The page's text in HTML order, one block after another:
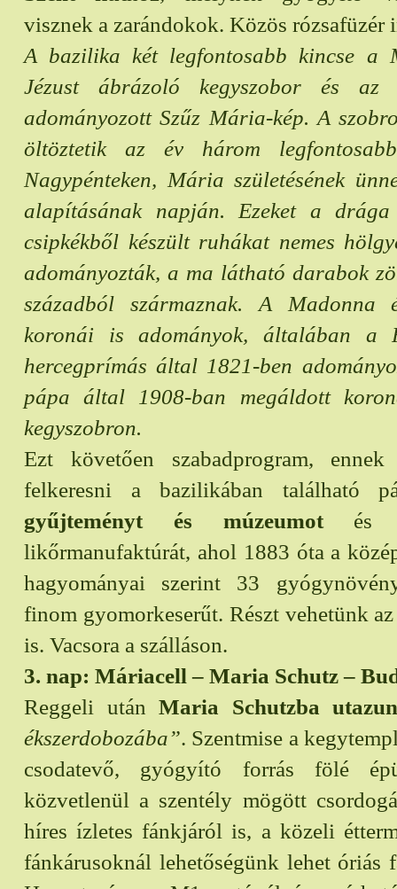
visznek a zarándokok. Közös rózsafüzér
A bazilika két legfontosabb kincse a
Jézust ábrázoló kegyszobor és
adományozott Szűz Mária-kép. A
öltöztetik az év három
Nagypénteken, Mária születésének
alapításának napján. Ezeket a
csipkékből készült ruhákat nemes
adományozták, a ma látható darabok
századból származnak. A
koronái is adományok, általában a
hercegprímás által 1821-ben
pápa által 1908-ban megáldott
kegyszobron.
Ezt követően szabadprogram, ennek
felkeresni a bazilikában található
gyűjteményt és múzeumotés
likőrmanufaktúrát, ahol 1883 óta a
hagyományai szerint 33
finom gyomorkeserűt. Részt vehetünk
is. Vacsora a szálláson.
3. nap: Máriacell – Maria Schutz –
Reggeli utánMaria Schutzba
ékszerdobozába”. Szentmise a
csodatevő, gyógyító forrás fölé
közvetlenül a szentély mögött
híres ízletes fánkjáról is, a közeli
fánkárusoknál lehetőségünk lehet óriás